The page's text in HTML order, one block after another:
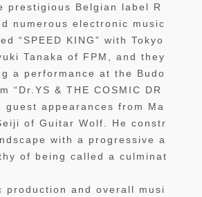
prestigious Belgian label R
numerous electronic music
“SPEED KING” with Tokyo
Tanaka of FPM, and they
a performance at the Budo
& THE COSMIC DR
guest appearances from Ma
of Guitar Wolf. He constr
with a progressive a
of being called a culminat
production and overall musi